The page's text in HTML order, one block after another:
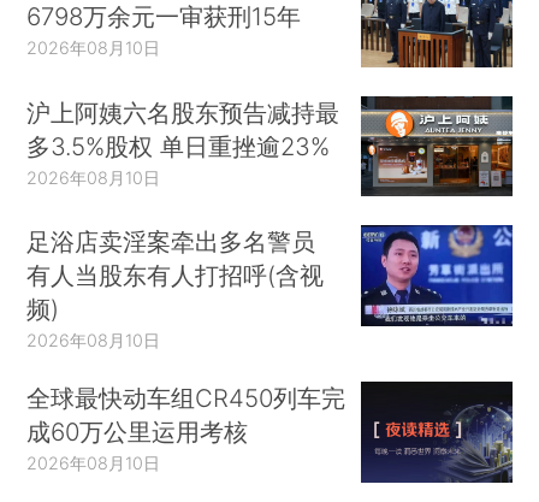
6798万余元一审获刑15年
2026年08月10日
沪上阿姨六名股东预告减持最
多3.5%股权 单日重挫逾23%
2026年08月10日
足浴店卖淫案牵出多名警员
有人当股东有人打招呼(含视
频)
2026年08月10日
全球最快动车组CR450列车完
成60万公里运用考核
2026年08月10日